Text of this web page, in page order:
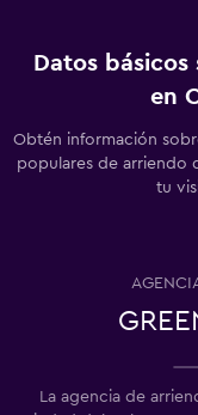
Datos
en
Obtén información
populares de arriendo
tu
La agencia de